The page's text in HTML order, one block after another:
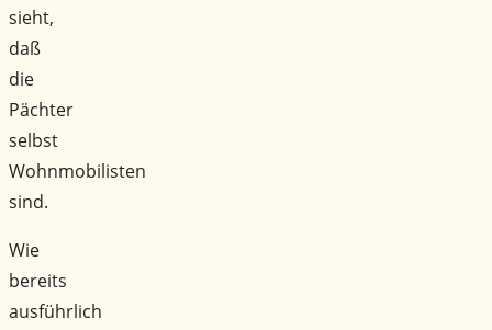
sieht,
daß
die
Pächter
selbst
Wohnmobilisten
sind.
Wie
bereits
ausführlich